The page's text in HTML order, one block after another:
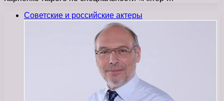
Советские и российские актеры